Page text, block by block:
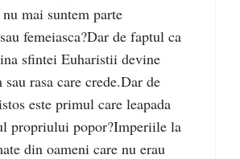
mai suntem parte
femeiasca?Dar de faptul ca
sfintei Euharistii devine
sau rasa care crede.Dar de
este primul care leapada
propriului popor?Imperiile la
din oameni care nu erau